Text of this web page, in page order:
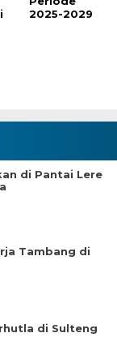
2025-2029
di Pantai Lere
Tambang di
di Sulteng